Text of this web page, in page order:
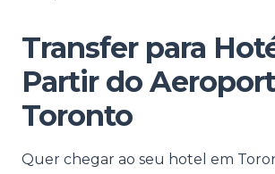
Transfer para
Partir do
Toronto
Quer chegar ao seu hotel em